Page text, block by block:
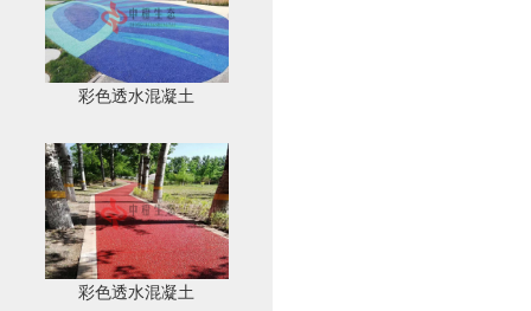
彩色透水混凝土
彩色透水混凝土